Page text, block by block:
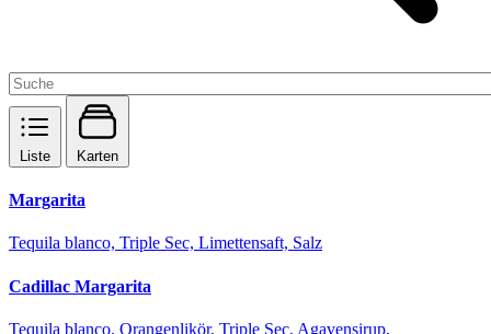
Liste Karten
Margarita
Tequila blanco, Triple Sec, Limettensaft, Salz
Cadillac Margarita
Tequila blanco, Orangenlikör, Triple Sec, Agavensirup,